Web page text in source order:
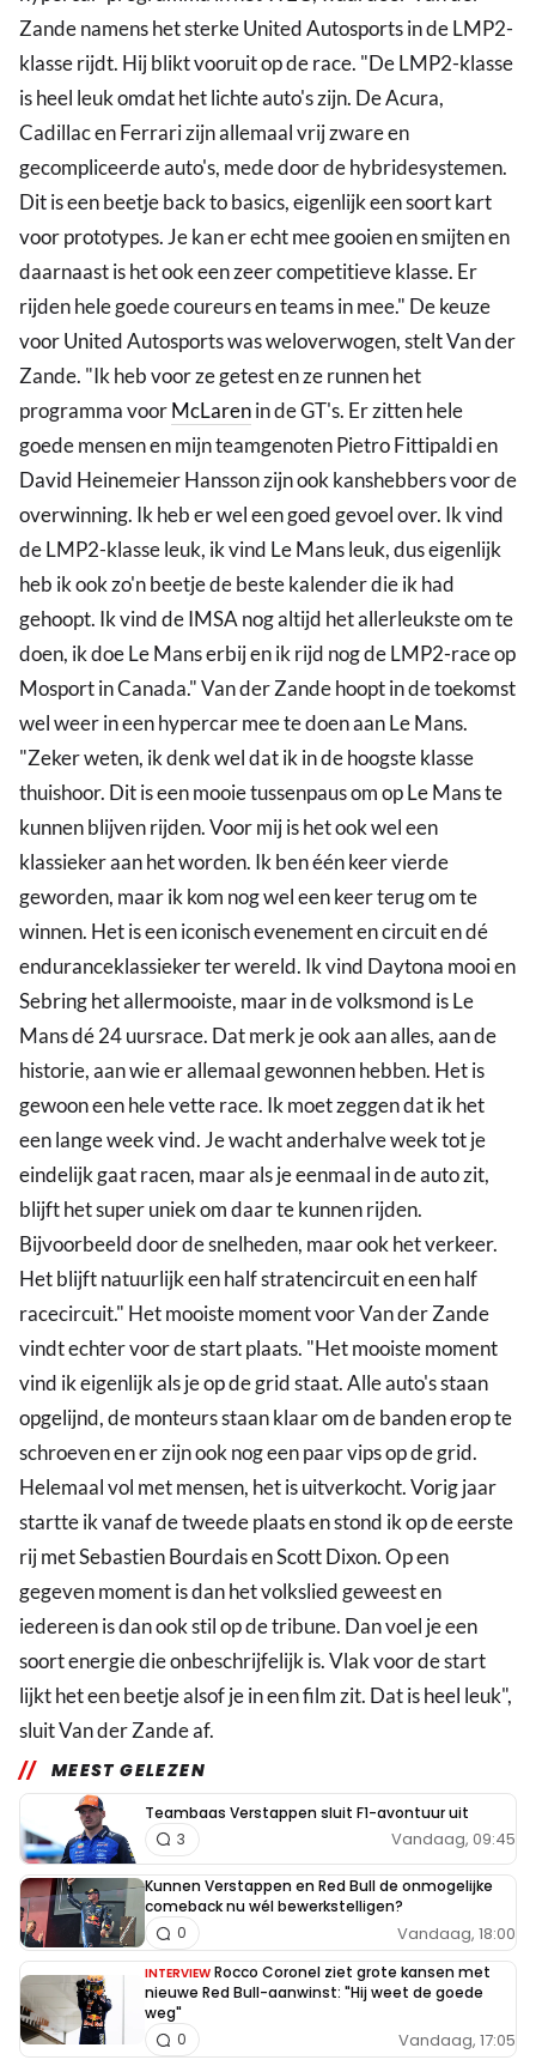
Zande namens het sterke United Autosports in de LMP2-
klasse rijdt. Hij blikt vooruit op de race. "De LMP2-klasse
is heel leuk omdat het lichte auto's zijn. De Acura,
Cadillac en Ferrari zijn allemaal vrij zware en
gecompliceerde auto's, mede door de hybridesystemen.
Dit is een beetje back to basics, eigenlijk een soort kart
voor prototypes. Je kan er echt mee gooien en smijten en
daarnaast is het ook een zeer competitieve klasse. Er
rijden hele goede coureurs en teams in mee." De keuze
voor United Autosports was weloverwogen, stelt Van der
Zande. "Ik heb voor ze getest en ze runnen het
programma voorMcLarenin de GT's. Er zitten hele
goede mensen en mijn teamgenoten Pietro Fittipaldi en
David Heinemeier Hansson zijn ook kanshebbers voor de
overwinning. Ik heb er wel een goed gevoel over. Ik vind
de LMP2-klasse leuk, ik vind Le Mans leuk, dus eigenlijk
heb ik ook zo'n beetje de beste kalender die ik had
gehoopt. Ik vind de IMSA nog altijd het allerleukste om te
doen, ik doe Le Mans erbij en ik rijd nog de LMP2-race op
Mosport in Canada." Van der Zande hoopt in de toekomst
wel weer in een hypercar mee te doen aan Le Mans.
"Zeker weten, ik denk wel dat ik in de hoogste klasse
thuishoor. Dit is een mooie tussenpaus om op Le Mans te
kunnen blijven rijden. Voor mij is het ook wel een
klassieker aan het worden. Ik ben één keer vierde
geworden, maar ik kom nog wel een keer terug om te
winnen. Het is een iconisch evenement en circuit en dé
enduranceklassieker ter wereld. Ik vind Daytona mooi en
Sebring het allermooiste, maar in de volksmond is Le
Mans dé 24 uursrace. Dat merk je ook aan alles, aan de
historie, aan wie er allemaal gewonnen hebben. Het is
gewoon een hele vette race. Ik moet zeggen dat ik het
een lange week vind. Je wacht anderhalve week tot je
eindelijk gaat racen, maar als je eenmaal in de auto zit,
blijft het super uniek om daar te kunnen rijden.
Bijvoorbeeld door de snelheden, maar ook het verkeer.
Het blijft natuurlijk een half stratencircuit en een half
racecircuit." Het mooiste moment voor Van der Zande
vindt echter voor de start plaats. "Het mooiste moment
vind ik eigenlijk als je op de grid staat. Alle auto's staan
opgelijnd, de monteurs staan klaar om de banden erop te
schroeven en er zijn ook nog een paar vips op de grid.
Helemaal vol met mensen, het is uitverkocht. Vorig jaar
startte ik vanaf de tweede plaats en stond ik op de eerste
rij met Sebastien Bourdais en Scott Dixon. Op een
gegeven moment is dan het volkslied geweest en
iedereen is dan ook stil op de tribune. Dan voel je een
soort energie die onbeschrijfelijk is. Vlak voor de start
lijkt het een beetje alsof je in een film zit. Dat is heel leuk",
sluit Van der Zande af.
MEEST GELEZEN
Teambaas Verstappen sluit F1-avontuur uit
Vandaag, 09:45
3
Kunnen Verstappen en Red Bull de onmogelijke
comeback nu wél bewerkstelligen?
Vandaag, 18:00
0
INTERVIEW Rocco Coronel ziet grote kansen met
nieuwe Red Bull-aanwinst: "Hij weet de goede
weg"
Vandaag, 17:05
0